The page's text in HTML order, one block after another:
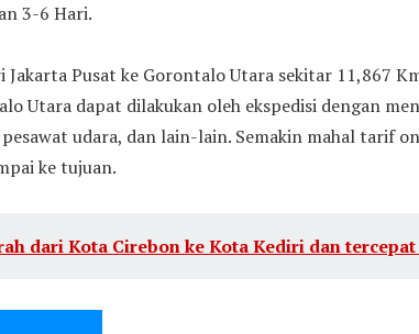
3-6 Hari.
Pusat ke Gorontalo Utara sekitar 11,867
Utara dapat dilakukan oleh ekspedisi dengan
udara, dan lain-lain. Semakin mahal tarif
ke tujuan.
dari Kota Cirebon ke Kota Kediri dan